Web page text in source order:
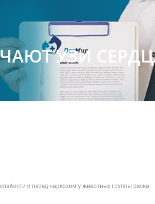
УЗИ
и перед наркозом у животных группы риска.